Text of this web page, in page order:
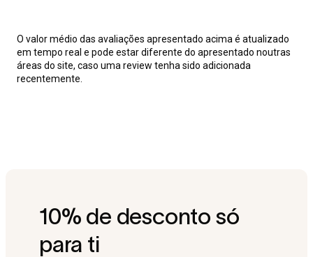
O valor médio das avaliações apresentado acima é atualizado
em tempo real e pode estar diferente do apresentado noutras
áreas do site, caso uma review tenha sido adicionada
recentemente.
10% de desconto só
para ti